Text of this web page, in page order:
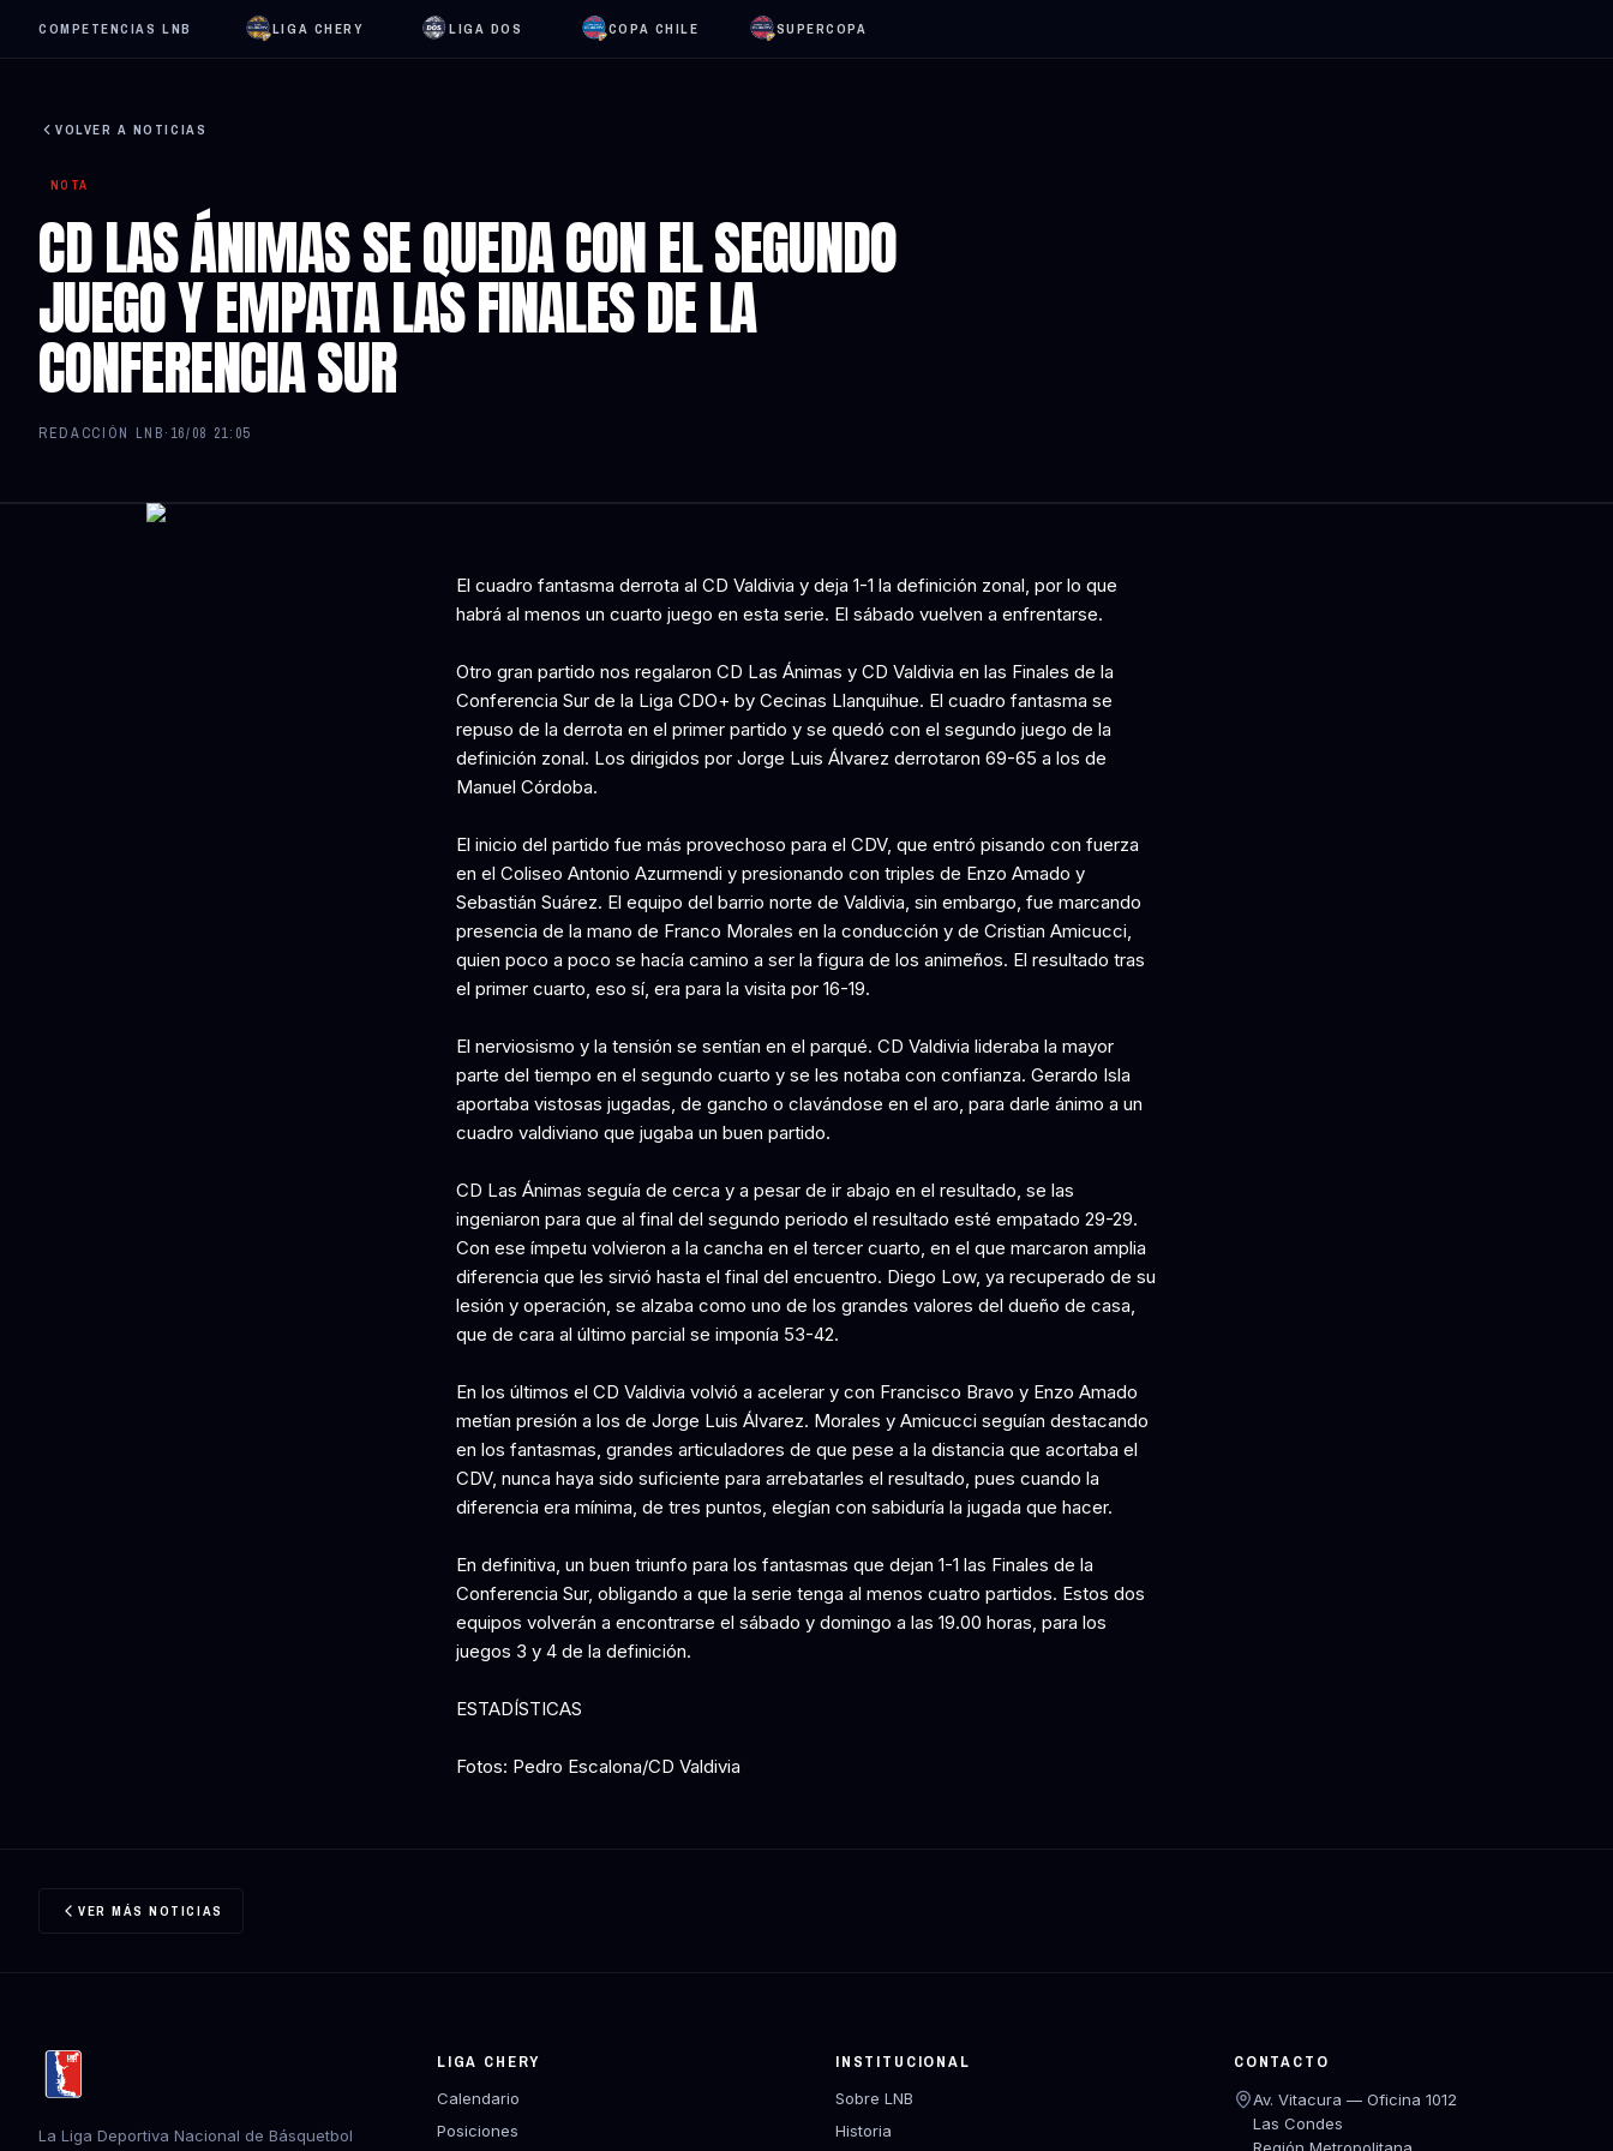
COMPETENCIAS LNB LIGA CHERY LIGA DOS COPA CHILE SUPERCOPA
VOLVER A NOTICIAS
NOTA
CD LAS ÁNIMAS SE QUEDA CON EL SEGUNDO
JUEGO Y EMPATA LAS FINALES DE LA
CONFERENCIA SUR
REDACCIÓN LNB· 16/08 21:05
El cuadro fantasma derrota al CD Valdivia y deja 1-1 la definición zonal, por lo que
habrá al menos un cuarto juego en esta serie. El sábado vuelven a enfrentarse.
Otro gran partido nos regalaron CD Las Ánimas y CD Valdivia en las Finales de la
Conferencia Sur de la Liga CDO+ by Cecinas Llanquihue. El cuadro fantasma se
repuso de la derrota en el primer partido y se quedó con el segundo juego de la
definición zonal. Los dirigidos por Jorge Luis Álvarez derrotaron 69-65 a los de
Manuel Córdoba.
El inicio del partido fue más provechoso para el CDV, que entró pisando con fuerza
en el Coliseo Antonio Azurmendi y presionando con triples de Enzo Amado y
Sebastián Suárez. El equipo del barrio norte de Valdivia, sin embargo, fue marcando
presencia de la mano de Franco Morales en la conducción y de Cristian Amicucci,
quien poco a poco se hacía camino a ser la figura de los animeños. El resultado tras
el primer cuarto, eso sí, era para la visita por 16-19.
El nerviosismo y la tensión se sentían en el parqué. CD Valdivia lideraba la mayor
parte del tiempo en el segundo cuarto y se les notaba con confianza. Gerardo Isla
aportaba vistosas jugadas, de gancho o clavándose en el aro, para darle ánimo a un
cuadro valdiviano que jugaba un buen partido.
CD Las Ánimas seguía de cerca y a pesar de ir abajo en el resultado, se las
ingeniaron para que al final del segundo periodo el resultado esté empatado 29-29.
Con ese ímpetu volvieron a la cancha en el tercer cuarto, en el que marcaron amplia
diferencia que les sirvió hasta el final del encuentro. Diego Low, ya recuperado de su
lesión y operación, se alzaba como uno de los grandes valores del dueño de casa,
que de cara al último parcial se imponía 53-42.
En los últimos el CD Valdivia volvió a acelerar y con Francisco Bravo y Enzo Amado
metían presión a los de Jorge Luis Álvarez. Morales y Amicucci seguían destacando
en los fantasmas, grandes articuladores de que pese a la distancia que acortaba el
CDV, nunca haya sido suficiente para arrebatarles el resultado, pues cuando la
diferencia era mínima, de tres puntos, elegían con sabiduría la jugada que hacer.
En definitiva, un buen triunfo para los fantasmas que dejan 1-1 las Finales de la
Conferencia Sur, obligando a que la serie tenga al menos cuatro partidos. Estos dos
equipos volverán a encontrarse el sábado y domingo a las 19.00 horas, para los
juegos 3 y 4 de la definición.
ESTADÍSTICAS
Fotos: Pedro Escalona/CD Valdivia
VER MÁS NOTICIAS
La Liga Deportiva Nacional de Básquetbol
LIGA CHERY
Calendario
Posiciones
INSTITUCIONAL
Sobre LNB
Historia
CONTACTO
Av. Vitacura — Oficina 1012
Las Condes